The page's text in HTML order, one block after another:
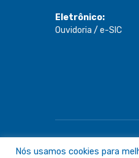
Eletrônico:
Ouvidoria / e-SIC
Nós usamos cookies para